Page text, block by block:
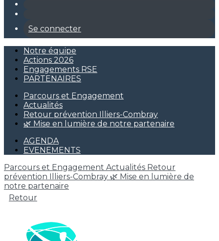
Se connecter
Notre équipe
Actions 2026
Engagements RSE
PARTENAIRES
Parcours et Engagement
Actualités
Retour prévention Illiers-Combray
🌿 Mise en lumière de notre partenaire
AGENDA
EVENEMENTS
Parcours et Engagement Actualités Retour
prévention Illiers-Combray 🌿 Mise en lumière de
notre partenaire
Retour